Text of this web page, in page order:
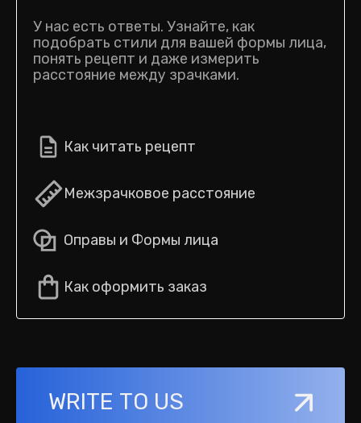
У нас есть ответы. Узнайте, как
подобрать стили для вашей формы лица,
понять рецепт и даже измерить
расстояние между зрачками.
Как читать рецепт
Межзрачковое расстояние
Оправы и Формы лица
Как оформить заказ
WRITE TO US